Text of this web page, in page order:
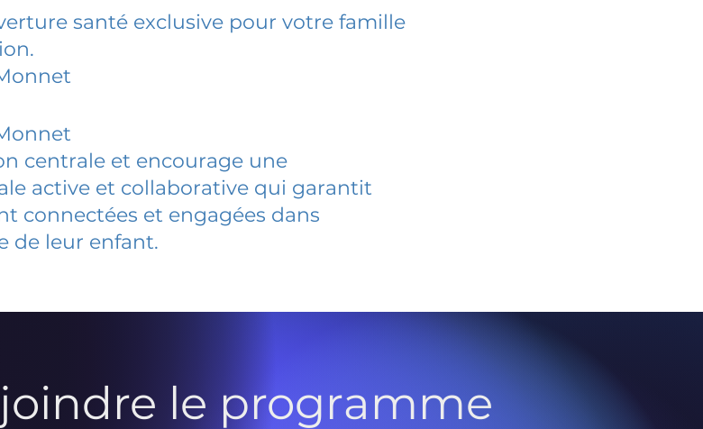
santé exclusive pour votre famille
centrale et encourage une
active et collaborative qui garantit
connectées et engagées dans
de leur enfant.
le programme